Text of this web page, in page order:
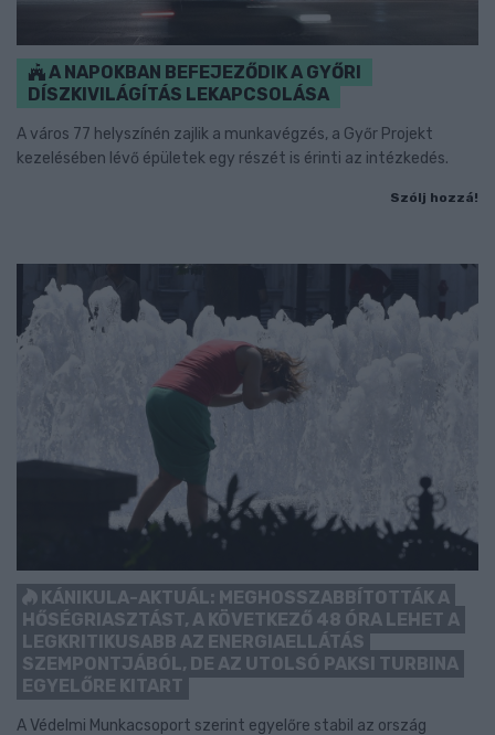
A NAPOKBAN BEFEJEZŐDIK A GYŐRI
DÍSZKIVILÁGÍTÁS LEKAPCSOLÁSA
A város 77 helyszínén zajlik a munkavégzés, a Győr Projekt
kezelésében lévő épületek egy részét is érinti az intézkedés.
Szólj hozzá!
KÁNIKULA-AKTUÁL: MEGHOSSZABBÍTOTTÁK A
HŐSÉGRIASZTÁST, A KÖVETKEZŐ 48 ÓRA LEHET A
LEGKRITIKUSABB AZ ENERGIAELLÁTÁS
SZEMPONTJÁBÓL, DE AZ UTOLSÓ PAKSI TURBINA
EGYELŐRE KITART
A Védelmi Munkacsoport szerint egyelőre stabil az ország